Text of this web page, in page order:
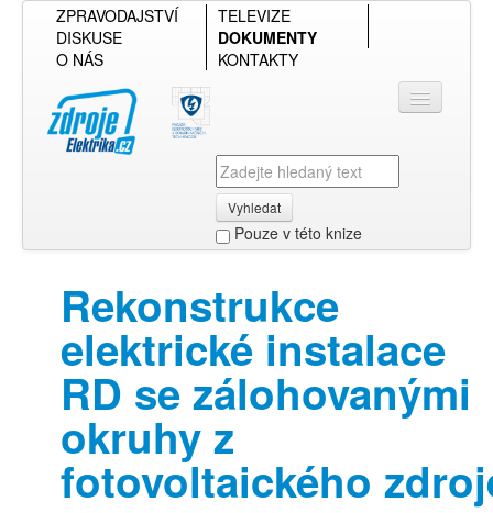
ZPRAVODAJSTVÍ
TELEVIZE
DISKUSE
DOKUMENTY
O NÁS
KONTAKTY
Vyhledat
Pouze v této knize
Přehled podle firmy
Přehled podle obsahu
Rekonstrukce
elektrické instalace
RD se zálohovanými
okruhy z
fotovoltaického